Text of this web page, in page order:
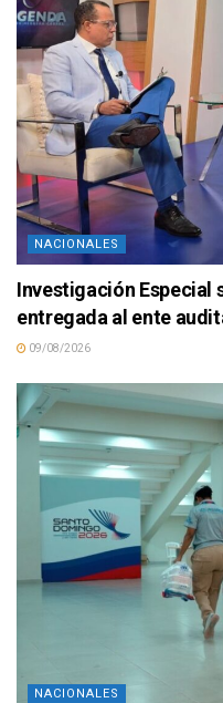
NACIONALES
Investigación Especial
entregada al ente
09/08/2026
NACIONALES